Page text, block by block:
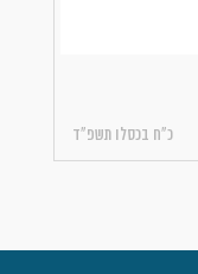
כ״ח בכסלו תשפ״ד